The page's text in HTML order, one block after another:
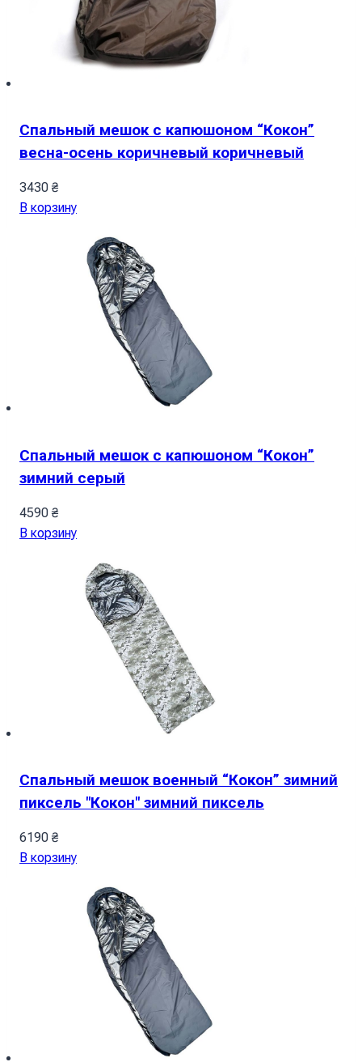
Спальный мешок с капюшоном “Кокон”
весна-осень коричневый коричневый
3430 ₴
В корзину
Спальный мешок с капюшоном “Кокон”
зимний серый
4590 ₴
В корзину
Спальный мешок военный “Кокон” зимний
пиксель "Кокон" зимний пиксель
6190 ₴
В корзину